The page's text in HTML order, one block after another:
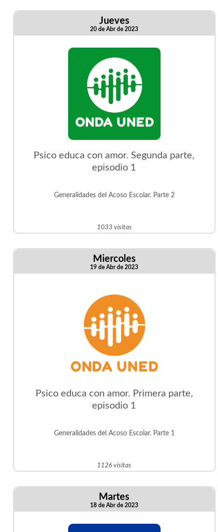
Jueves
20 de Abr de 2023
Psico educa con amor. Segunda parte,
episodio 1
Generalidades del Acoso Escolar. Parte 2
1033 visitas
Miercoles
19 de Abr de 2023
Psico educa con amor. Primera parte,
episodio 1
Generalidades del Acoso Escolar. Parte 1
1126 visitas
Martes
18 de Abr de 2023